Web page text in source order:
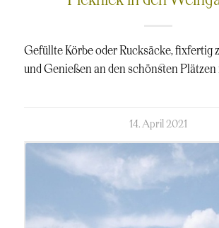
Gefüllte Körbe oder Rucksäcke, fixfertig
und Genießen an den schönsten Plätzen
kommentierte
am
14. April 2021